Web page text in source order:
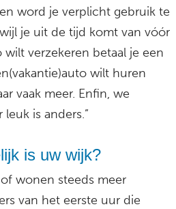
word je verplicht gebruik te
je uit de tijd komt van vóór
verzekeren betaal je een
wilt huren
vaak meer. Enfin, we
is anders.”
is uw wijk?
wonen steeds meer
van het eerste uur die